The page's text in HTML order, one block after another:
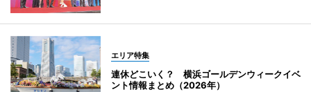
エリア特集
連休どこいく？ 横浜ゴールデンウィークイベ
ント情報まとめ（2026年）